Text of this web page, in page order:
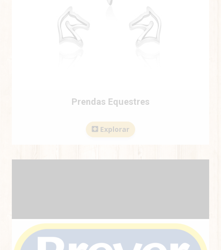
Prendas Equestres
Explorar